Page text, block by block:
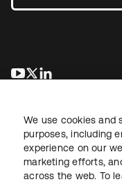
新しいタブで開く
新しいタブで開く
We use cookies and
purposes, including
experience on our
marketing efforts,
across the web. To